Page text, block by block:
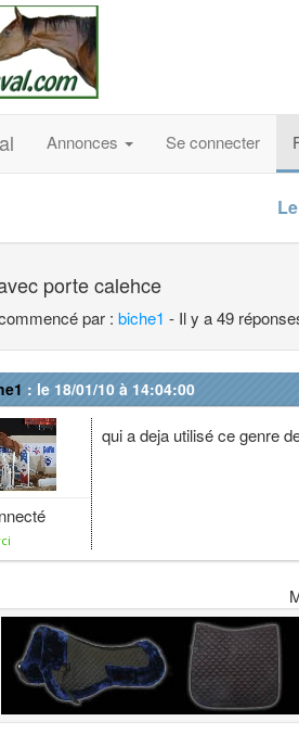
Annonces Se connecter
porte calehce
par : biche1 - Il y a 49
: le 18/01/10 à 14:04:00
qui a deja utilisé ce genre